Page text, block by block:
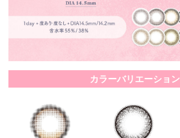
カラーバリエーション